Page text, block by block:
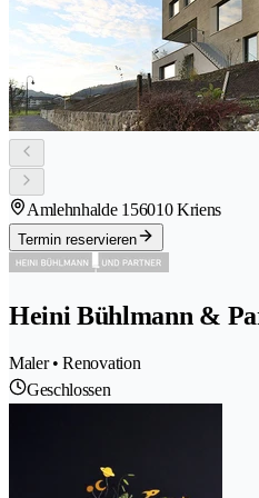
Amlehnhalde 156010 Kriens
Termin reservieren
Heini Bühlmann &
Maler • Renovation
Geschlossen